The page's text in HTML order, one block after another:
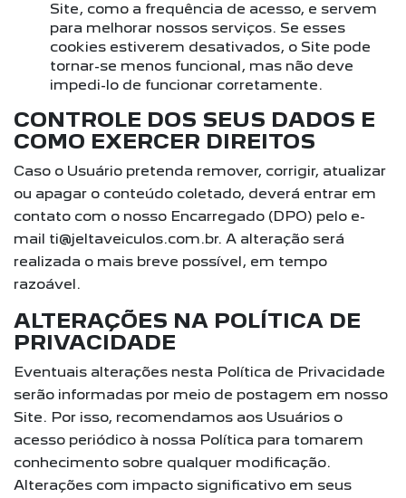
Site, como a frequência de acesso, e servem
para melhorar nossos serviços. Se esses
cookies estiverem desativados, o Site pode
tornar-se menos funcional, mas não deve
impedi-lo de funcionar corretamente.
CONTROLE DOS SEUS DADOS E
COMO EXERCER DIREITOS
Caso o Usuário pretenda remover, corrigir, atualizar
ou apagar o conteúdo coletado, deverá entrar em
contato com o nosso Encarregado (DPO) pelo e-
mail ti@jeltaveiculos.com.br. A alteração será
realizada o mais breve possível, em tempo
razoável.
ALTERAÇÕES NA POLÍTICA DE
PRIVACIDADE
Eventuais alterações nesta Política de Privacidade
serão informadas por meio de postagem em nosso
Site. Por isso, recomendamos aos Usuários o
acesso periódico à nossa Política para tomarem
conhecimento sobre qualquer modificação.
Alterações com impacto significativo em seus